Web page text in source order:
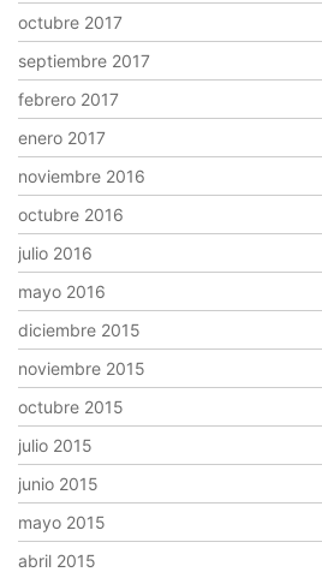
octubre 2017
septiembre 2017
febrero 2017
enero 2017
noviembre 2016
octubre 2016
julio 2016
mayo 2016
diciembre 2015
noviembre 2015
octubre 2015
julio 2015
junio 2015
mayo 2015
abril 2015